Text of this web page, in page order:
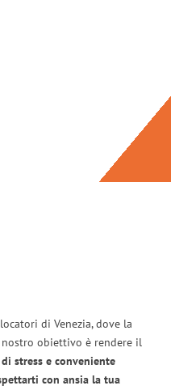
di Venezia, dove la
obiettivo è rendere il
stress e conveniente
con ansia la tua